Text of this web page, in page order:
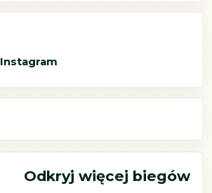
Instagram
Odkryj więcej biegów